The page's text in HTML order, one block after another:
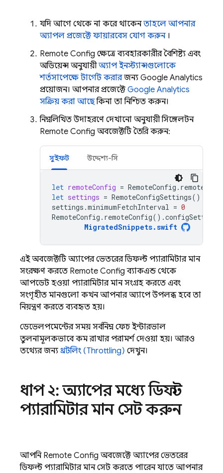
যদি আগে থেকে না করে থাকেন,তাহলে আপনার
অ্যাপল প্রজেক্টে ফায়ারবেস যোগ করুন।
Remote Config ক্ষেত্রে, ব্যবহারকারীর বৈশিষ্ট্য এবং
অডিয়েন্স অনুযায়ীঅ্যাপ ইনস্ট্যান্সগুলোকে
শর্তসাপেক্ষে টার্গেট করারজন্য Google Analytics
প্রয়োজন। আপনার প্রজেক্টে Google Analytics
সক্রিয় করা আছেকিনা, তা নিশ্চিত করুন।
নিম্নলিখিত উদাহরণে দেখানো অনুযায়ী সিঙ্গেলটন
Remote Config অবজেক্টটি তৈরি করুন:
সুইফট উদ্দেশ্য-সি
let remoteConfig = RemoteConfig .
let settings = RemoteConfigSettings()
settings .minimumFetchInterval = 0
RemoteConfig . remoteConfig().configSettings
MigratedSnippets.swift
এই অবজেক্টটি অ্যাপের ভেতরের ডিফল্ট প্যারামিটার মান
সংরক্ষণ করতে, Remote Config ব্যাকএন্ড থেকে
আপডেট হওয়া প্যারামিটার মান সংগ্রহ করতে এবং
সংগৃহীত মানগুলো কখন আপনার অ্যাপে উপলব্ধ হবে তা
নিয়ন্ত্রণ করতে ব্যবহৃত হয়।
ডেভেলপমেন্টের সময়, সর্বনিম্ন ফেচ ইন্টারভাল
তুলনামূলকভাবে কম রাখার পরামর্শ দেওয়া হয়। আরও
তথ্যের জন্য থ্রটলিং (Throttling) দেখুন।
ধাপ ২: অ্যাপের মধ্যে ডিফল্ট
প্যারামিটার মান সেট করুন
আপনি Remote Config অবজেক্টে অ্যাপের ভেতরের
ডিফল্ট প্যারামিটার মান সেট করতে পারেন, যাতে আপনার